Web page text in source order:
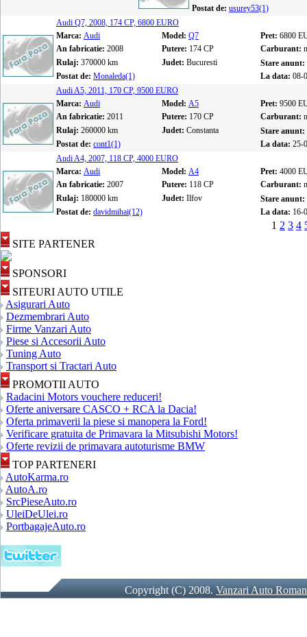
Postat de: usurey53(1)
Audi Q7, 2008, 174 CP, 6800 EURO
Marca: Audi Model: Q7 Pret: 6800
An fabricatie: 2008 Putere: 174 CP Carburant:
Rulaj: 370000 km Judet: Bucuresti
Stare anunt:
Postat de: Monaleda(1) La data: 08-
Audi A5, 2011, 170 CP, 9500 EURO
Marca: Audi Model: A5 Pret: 9500
An fabricatie: 2011 Putere: 170 CP Carburant:
Rulaj: 260000 km Judet: Constanta
Stare anunt:
Postat de: cont1(1) La data: 25-
Audi A4, 2007, 118 CP, 4000 EURO
Marca: Audi Model: A4 Pret: 4000
An fabricatie: 2007 Putere: 118 CP Carburant:
Rulaj: 180000 km Judet: Ilfov
Stare anunt:
Postat de: davidmihai(12) La data: 16-
1 2 3 4
SITE PARTENER
SPONSORI
SITEURI AUTO UTILE
Asigurari Auto
Dezmembrari Auto
Firme Vanzari Auto
Piese si Accesorii Auto
Tuning Auto
Transport si Tractari Auto
PROMOTII AUTO
Radacini Motors vouchere reduceri!
Oferte aniversare CASCO + RCA la Dacia!
Oferta primaverii la piese si manopera la Ford!
Verificare gratuita de Primavara la Mitsubishi Motors!
Oferte revizii de primavara autoturisme BMW
TOP PARTENERI
AutoKarma.ro
AutoA.ro
SrcPieseAuto.ro
UleiDeUlei.ro
PortbagajeAuto.ro
Copyright (C) 2008.Vanzari Auto